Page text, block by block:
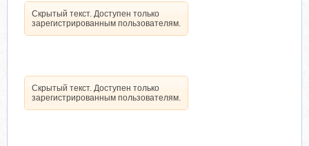
Скрытый текст. Доступен только
зарегистрированным пользователям.
Скрытый текст. Доступен только
зарегистрированным пользователям.